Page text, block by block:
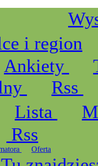
i region
Ankiety
Rss
Lista
Rss
Oferta